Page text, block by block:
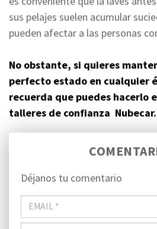
sus pelajes suelen acumular
pueden afectar a las personas
No obstante, si quieres
perfecto estado en cualquier
recuerda que puedes hacerlo
talleres de confianza Nubecar.
Déjanos tu comentario